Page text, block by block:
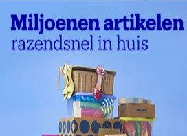
op de
Hierdoor
website-
relevante
tonen
op het
van deze